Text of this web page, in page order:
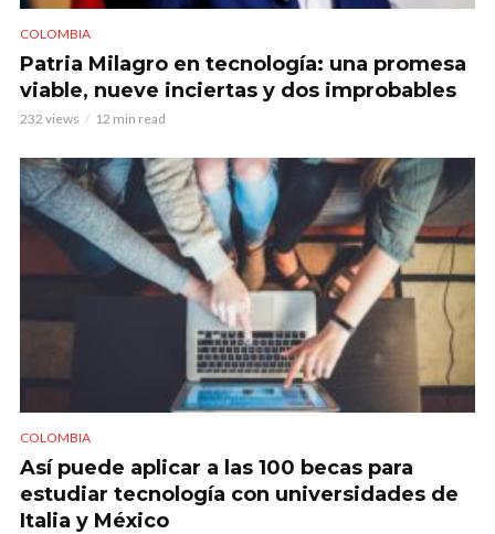
COLOMBIA
Patria Milagro en tecnología: una promesa
viable, nueve inciertas y dos improbables
232 views 12 min read
COLOMBIA
Así puede aplicar a las 100 becas para
estudiar tecnología con universidades de
Italia y México